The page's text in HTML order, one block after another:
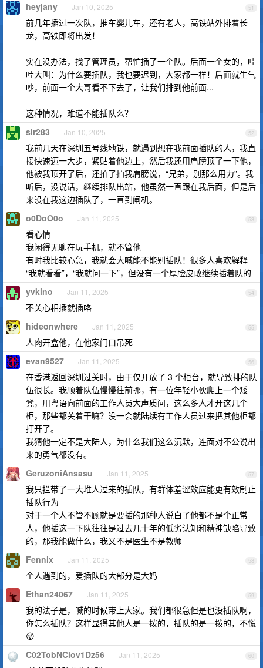
51
heyjany Jan 10, 2025
前几年插过一次队，推车婴儿车，还有老人，高铁站外排着长
龙，高铁即将出发！
实在没办法，找了管理员，帮忙插了一个队。后面一个女的，哇
哇大叫：为什么要插队，我也要迟到，大家都一样！后面就生气
吵，前面一个大哥看不下去了，让我们排到他前面...
这种情况，难道不能插队么？
52
sir283 Jan 10, 2025
我前几天在深圳五号线地铁，就遇到想在我前面插队的人，我直
接快速迈一大步，紧贴着他边上，然后我还用肩膀顶了一下他，
他被我顶开了后，还拍了拍我肩膀说，“兄弟，别那么用力”。我
听后，没说话，继续排队出站，他虽然一直跟在我后面，但是后
来没在我这边插队了，一直到闸机。
53
o0DoO0o Jan 11, 2025
看心情
我闲得无聊在玩手机，就不管他
有时我比较心急，我就会大喊能不能别插队！很多人喜欢解释
“我就看看”，“我就问一下”，但没有一个厚脸皮敢继续插着队的
54
yvkino Jan 11, 2025
不关心相插就插咯
55
hideonwhere Jan 11, 2025
人肉开盒他，在他家门口吊死
56
evan9527 Jan 11, 2025
在香港返回深圳过关时，由于仅开放了 3 个柜台，就导致排的队
伍很长。我顺着队伍慢慢往前挪，有一位年轻小伙爬上一个矮
凳，用粤语向前面的工作人员大声质问，这么多人才开这几个
柜，那些都关着干嘛？没一会就陆续有工作人员过来把其他柜都
打开了。
我猜他一定不是大陆人，为什么我们这么沉默，连面对不公说出
来的勇气都没有。
57
GeruzoniAnsasu Jan 11, 2025
我只拦带了一大堆人过来的插队，有群体羞涩效应能更有效制止
插队行为
对于一个人不管不顾就是要插的那种人说白了他都不是个正常
人，他插这一下队往往是过去几十年的低劣认知和精神缺陷导致
的，那我能做什么，我又不是医生不是教师
58
Fennix Jan 11, 2025
个人遇到的，爱插队的大部分是大妈
59
Ethan24067 Jan 11, 2025
我的法子是，喊的时候带上大家。我们都很急但是也没插队啊，
你怎么插队？这样显得其他人是一拨的，插队的是一拨的，不慌
😜
60
C02TobNClov1Dz56 Jan 11, 2025